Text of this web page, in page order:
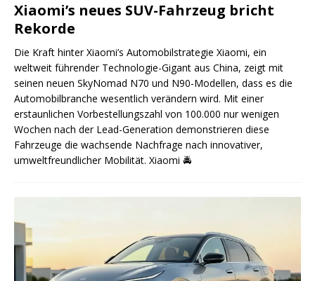
Xiaomi’s neues SUV-Fahrzeug bricht
Rekorde
Die Kraft hinter Xiaomi’s Automobilstrategie Xiaomi, ein
weltweit führender Technologie-Gigant aus China, zeigt mit
seinen neuen SkyNomad N70 und N90-Modellen, dass es die
Automobilbranche wesentlich verändern wird. Mit einer
erstaunlichen Vorbestellungszahl von 100.000 nur wenigen
Wochen nach der Lead-Generation demonstrieren diese
Fahrzeuge die wachsende Nachfrage nach innovativer,
umweltfreundlicher Mobilität. Xiaomi 🚔